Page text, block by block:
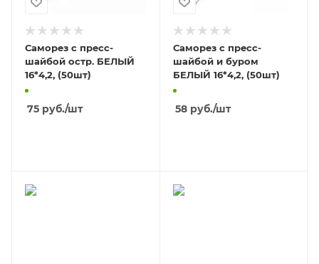
Саморез с пресс-
шайбой остр. БЕЛЫЙ
16*4,2, (50шт)
75 руб./шт
Саморез с пресс-
шайбой и буром
БЕЛЫЙ 16*4,2, (50шт)
58руб./шт